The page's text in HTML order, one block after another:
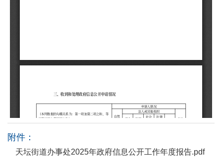
附件：
天坛街道办事处2025年政府信息公开工作年度报告.pdf